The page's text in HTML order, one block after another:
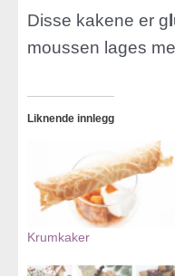
Disse kakene er g
moussen lages
Liknende innlegg
Krumkaker